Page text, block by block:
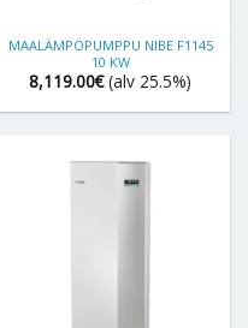
MAALÄMPÖPUMPPU NIBE F1145
10 KW
8,119.00€ (alv 25.5%)